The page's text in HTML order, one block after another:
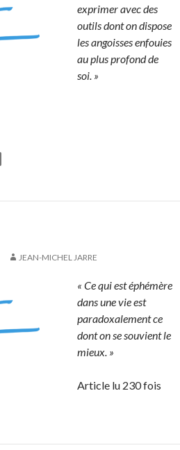
exprimer avec des
outils dont on dispose
les angoisses enfouies
au plus profond de
soi. »
JEAN-MICHEL JARRE
« Ce qui est éphémère
dans une vie est
paradoxalement ce
dont on se souvient le
mieux. »
Article lu 230 fois